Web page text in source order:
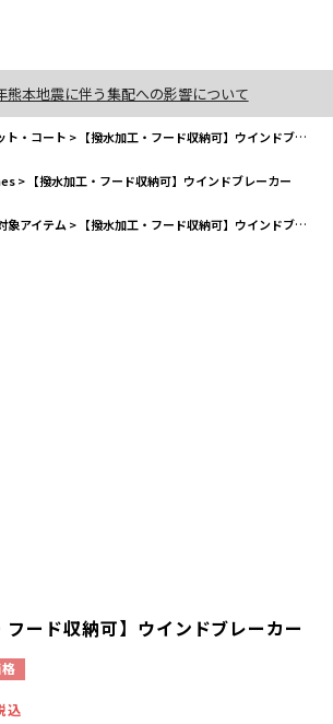
熊本地震に伴う集配への影響について
ト・コート > 【撥水加工・フード収納可】ウインドブレーカー
> 【撥水加工・フード収納可】ウインドブレーカー
象アイテム > 【撥水加工・フード収納可】ウインドブレーカー
フード収納可】ウインドブレーカー
込